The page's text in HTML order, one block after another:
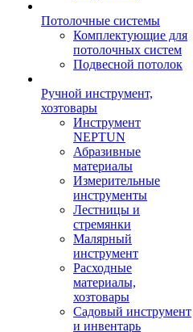
Потолочные системы
Комплектующие для
потолочных систем
Подвесной потолок
Ручной инструмент,
хозтовары
Инструмент
NEPTUN
Абразивные
материалы
Измерительные
инструменты
Лестницы и
стремянки
Малярный
инструмент
Расходные
материалы,
хозтовары
Садовый инструмент
и инвентарь